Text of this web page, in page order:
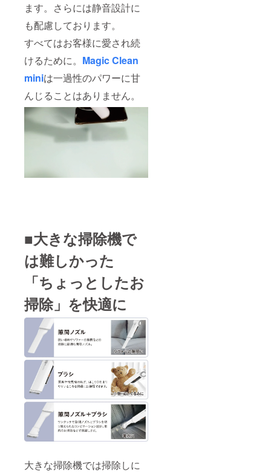
ます。さらには静音設計に
も配慮しております。
すべてはお客様に愛され続
けるために。 Magic Clean
miniは一過性のパワーに甘
んじることはありません。
■大きな掃除機で
は難しかった
「ちょっとしたお
掃除」を快適に
大きな掃除機では掃除しに